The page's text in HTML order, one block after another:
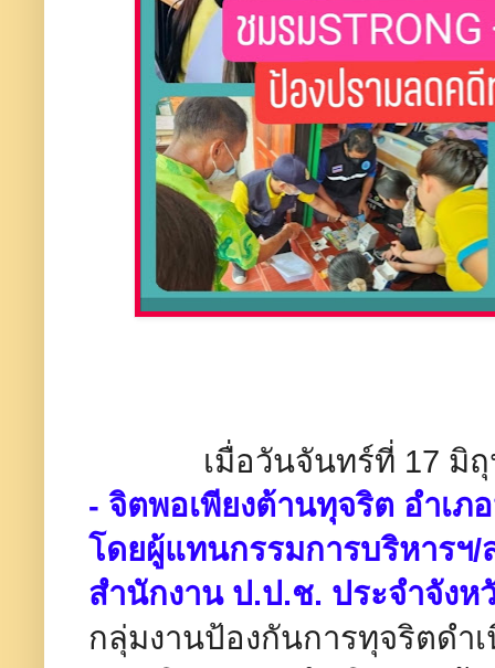
เมื่อวันจันทร์ที่ 17 มิถุน
- จิตพอเพียงต้านทุจริต อำเภ
โดยผู้แทนกรรมการบริหารฯ
สำนักงาน ป.ป.ช. ประจำจังห
กลุ่มงานป้องกันการทุจริตดำ